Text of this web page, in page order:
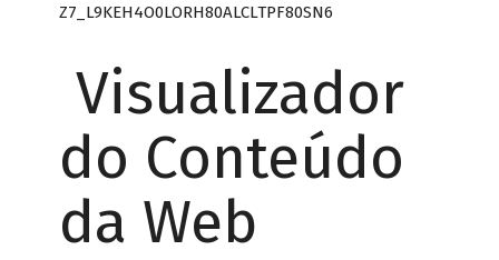
Z7_L9KEH4O0LORH80ALCLTPF80SN6
Visualizador
do Conteúdo
da Web